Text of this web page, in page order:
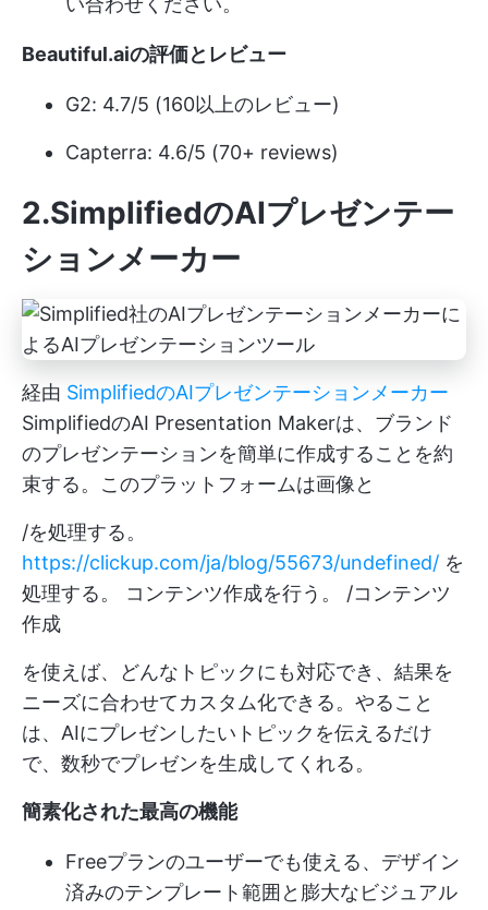
Beautiful.aiの評価とレビュー
G2: 4.7/5 (160以上のレビュー)
Capterra: 4.6/5 (70+ reviews)
2.SimplifiedのAIプレゼンテー
ションメーカー
経由 SimplifiedのAIプレゼンテーションメーカー
SimplifiedのAI Presentation Makerは、ブランド
のプレゼンテーションを簡単に作成することを約
束する。このプラットフォームは画像と
/を処理する。
https://clickup.com/ja/blog/55673/undefined/ を
処理する。 コンテンツ作成を行う。 /コンテンツ
作成
を使えば、どんなトピックにも対応でき、結果を
ニーズに合わせてカスタム化できる。やること
は、AIにプレゼンしたいトピックを伝えるだけ
で、数秒でプレゼンを生成してくれる。
簡素化された最高の機能
Freeプランのユーザーでも使える、デザイン
済みのテンプレート範囲と膨大なビジュアル